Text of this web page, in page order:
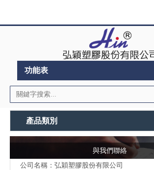
功能表
產品類別
與我們聯絡
公司名稱：弘穎塑膠股份有限公司